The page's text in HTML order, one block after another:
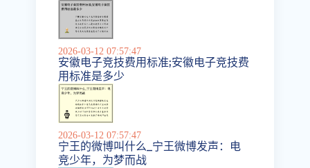
2026-03-12 07:57:47
安徽电子竞技费用标准;安徽电子竞技费
用标准是多少
2026-03-12 07:57:47
宁王的微博叫什么_宁王微博发声：电
竞少年，为梦而战